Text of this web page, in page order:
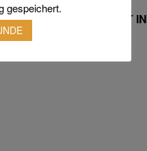
VERWENDET IN
BRANCHEN
gespeichert.